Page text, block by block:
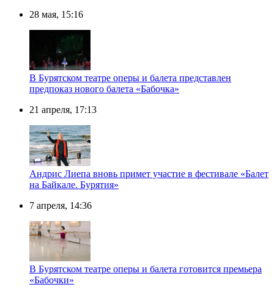
28 мая, 15:16
В Бурятском театре оперы и балета представлен
предпоказ нового балета «Бабочка»
21 апреля, 17:13
Андрис Лиепа вновь примет участие в фестивале «Балет
на Байкале. Бурятия»
7 апреля, 14:36
В Бурятском театре оперы и балета готовится премьера
«Бабочки»